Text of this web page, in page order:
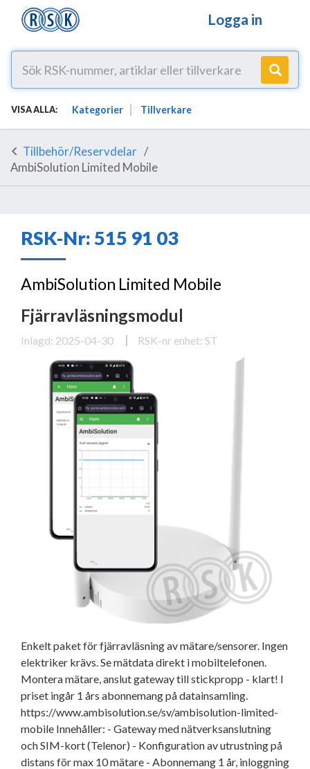
Logga in
VISA ALLA: Kategorier Tillverkare
Tillbehör/Reservdelar
AmbiSolution Limited Mobile
RSK-Nr: 515 91 03
AmbiSolution Limited Mobile
Fjärravläsningsmodul
Inlagd: 2025-04-30 RSK-nr enhet: ST
Enkelt paket för fjärravläsning av mätare/sensorer. Ingen
elektriker krävs. Se mätdata direkt i mobiltelefonen.
Montera mätare, anslut gateway till stickpropp - klart! I
priset ingår 1 års abonnemang på datainsamling.
https://www.ambisolution.se/sv/ambisolution-limited-
mobile Innehåller: - Gateway med nätverksanslutning
och SIM-kort (Telenor) - Konfiguration av utrustning på
distans för max 10 mätare - Abonnemang 1 år, inloggning